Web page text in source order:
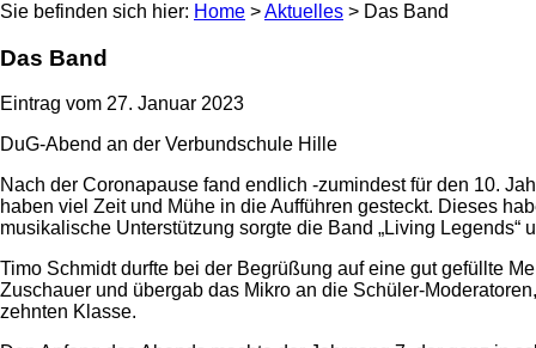
Sie befinden sich hier: Home >Aktuelles > Das Band
Das Band
Eintrag vom 27. Januar 2023
DuG-Abend an der Verbundschule Hille
Nach der Coronapause fand endlich -zumindest für den 10.
haben viel Zeit und Mühe in die Aufführen gesteckt. Dieses
musikalische Unterstützung sorgte die Band „Living Legends“
Timo Schmidt durfte bei der Begrüßung auf eine gut gefüllte
Zuschauer und übergab das Mikro an die Schüler-
zehnten Klasse.